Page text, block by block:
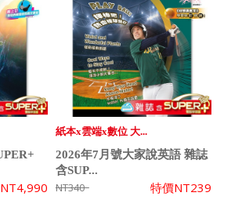
NT4,990
紙本x雲端x數位 大...
2026年7月號大家說英語 雜誌
含SUP...
NT340 特價NT239